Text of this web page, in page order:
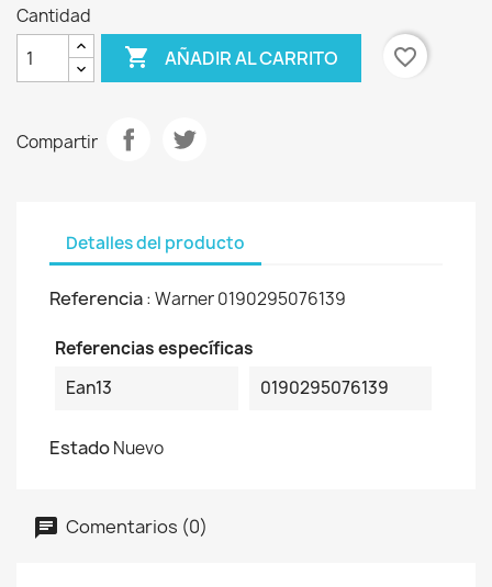
Cantidad
 AÑADIR AL CARRITO favorite_border
Compartir
Detalles del producto
Referencia: Warner 0190295076139
Referencias específicas
Ean13
0190295076139
EstadoNuevo
Comentarios (0)